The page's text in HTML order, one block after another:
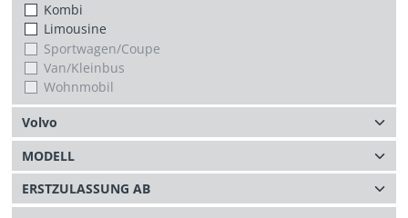
Kombi
Limousine
Sportwagen/Coupe
Van/Kleinbus
Wohnmobil